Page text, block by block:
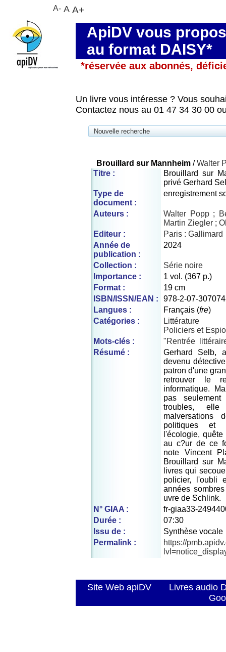
ApiDV vous
au format DAISY*
*réservée aux abonnés,
Un livre vous intéresse ? Vous
Contactez nous au 01 47 34 30 00
Nouvelle recherche
Brouillard sur Mannheim /Walter
Titre :
Brouillard sur
privé Gerhard
Type de
document :
enregistrement
Auteurs : Walter Popp;
Martin Ziegler ;
Editeur :
Paris : Gallimard
Année de
publication :
2024
Collection :
Série noire
Importance :
1 vol. (367 p.)
Format :
19 cm
ISBN/ISSN/EAN :
978-2-07-
Langues :
Français (fre)
Catégories :
Littérature
Policiers et
Mots-clés :
"Rentrée
Résumé :
Gerhard Selb,
devenu
patron d'une
retrouver le
informatique.
pas
troubles,
malversations
politiques et
l'écologie,
au c?ur de ce
note Vincent
Brouillard sur
livres qui
policier, l'oubli
années
uvre de Schlink.
N° GIAA :
fr-giaa33-
Durée :
07:30
Issu de :
Synthèse vocale
Permalink :
https://
Site Web apiDV
Livres audio
A- A A+